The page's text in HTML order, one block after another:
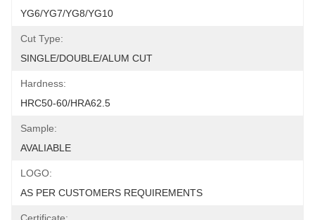
YG6/YG7/YG8/YG10
Cut Type:
SINGLE/DOUBLE/ALUM CUT
Hardness:
HRC50-60/HRA62.5
Sample:
AVALIABLE
LOGO:
AS PER CUSTOMERS REQUIREMENTS